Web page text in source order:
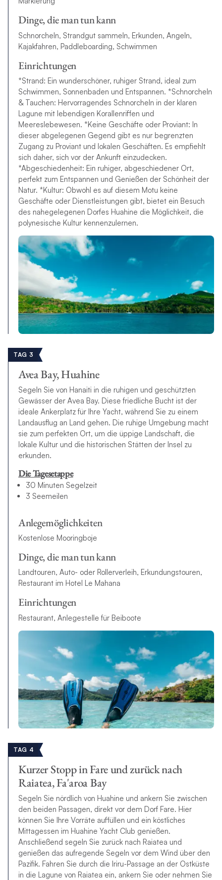
Dinge, die man tun kann
Schnorcheln, Strandgut sammeln, Erkunden, Angeln,
Kajakfahren, Paddleboarding, Schwimmen
Einrichtungen
*Strand: Ein wunderschöner, ruhiger Strand, ideal zum
Schwimmen, Sonnenbaden und Entspannen. *Schnorcheln
& Tauchen: Hervorragendes Schnorcheln in der klaren
Lagune mit lebendigen Korallenriffen und
Meereslebewesen. *Keine Geschäfte oder Proviant: In
dieser abgelegenen Gegend gibt es nur begrenzten
Zugang zu Proviant und lokalen Geschäften. Es empfiehlt
sich daher, sich vor der Ankunft einzudecken.
*Abgeschiedenheit: Ein ruhiger, abgeschiedener Ort,
perfekt zum Entspannen und Genießen der Schönheit der
Natur. *Kultur: Obwohl es auf diesem Motu keine
Geschäfte oder Dienstleistungen gibt, bietet ein Besuch
des nahegelegenen Dorfes Huahine die Möglichkeit, die
polynesische Kultur kennenzulernen.
TAG 3
Avea Bay, Huahine
Segeln Sie von Hanaiti in die ruhigen und geschützten
Gewässer der Avea Bay. Diese friedliche Bucht ist der
ideale Ankerplatz für Ihre Yacht, während Sie zu einem
Landausflug an Land gehen. Die ruhige Umgebung macht
sie zum perfekten Ort, um die üppige Landschaft, die
lokale Kultur und die historischen Stätten der Insel zu
erkunden.
Die Tagesetappe
30 Minuten Segelzeit
3 Seemeilen
Anlegemöglichkeiten
Kostenlose Mooringboje
Dinge, die man tun kann
Landtouren, Auto- oder Rollerverleih, Erkundungstouren,
Restaurant im Hotel Le Mahana
Einrichtungen
Restaurant, Anlegestelle für Beiboote
TAG 4
Kurzer Stopp in Fare und zurück nach
Raiatea, Fa'aroa Bay
Segeln Sie nördlich von Huahine und ankern Sie zwischen
den beiden Passagen, direkt vor dem Dorf Fare. Hier
können Sie Ihre Vorräte auffüllen und ein köstliches
Mittagessen im Huahine Yacht Club genießen.
Anschließend segeln Sie zurück nach Raiatea und
genießen das aufregende Segeln vor dem Wind über den
Pazifik. Fahren Sie durch die Iriru-Passage an der Ostküste
in die Lagune von Raiatea ein, ankern Sie oder nehmen Sie